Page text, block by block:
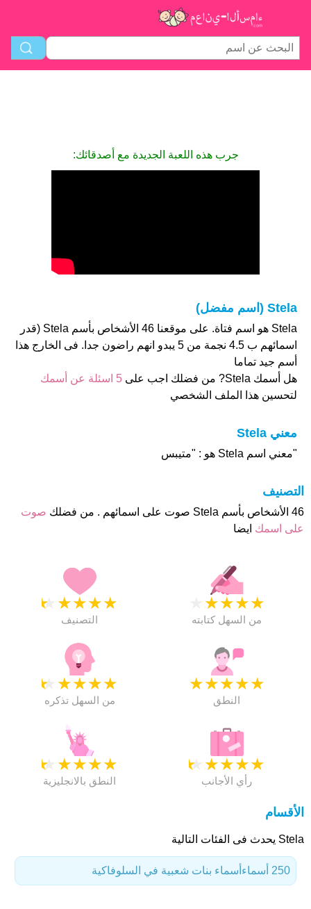
جرب هذه اللعبة الجديدة مع أصدقائك:
Stela (اسم مفضل)
Stela هو اسم فتاة. على موقعنا 46 الأشخاص بأسم Stela (قدر
اسمائهم ب 4.5 نجمة من 5 يبدو انهم راضون جدا. فى الخارج هذا
أسم جيد تماما
هل أسمك Stela? من فضلك اجب على
5 اسئلة عن أسمك
لتحسين هذا الملف الشخصي
معني Stela
"معني اسم Stela هو : "متيبس
التصنيف
46 الأشخاص بأسم Stela صوت على اسمائهم . من فضلك
صوت
على اسمك ايضا
★
★
★
★
★
التصنيف
★
★
★
★
من السهل كتابته
★
★
★
★
★
من السهل تذكره
★
★
★
★
★
النطق
★
★
★
★
★
النطق بالانجليزية
★
★
★
★
★
رأي الأجانب
الأقسام
Stela يحدث فى الفئات التالية
أسماء بنات شعبية في السلوفاكية 250 أسماء